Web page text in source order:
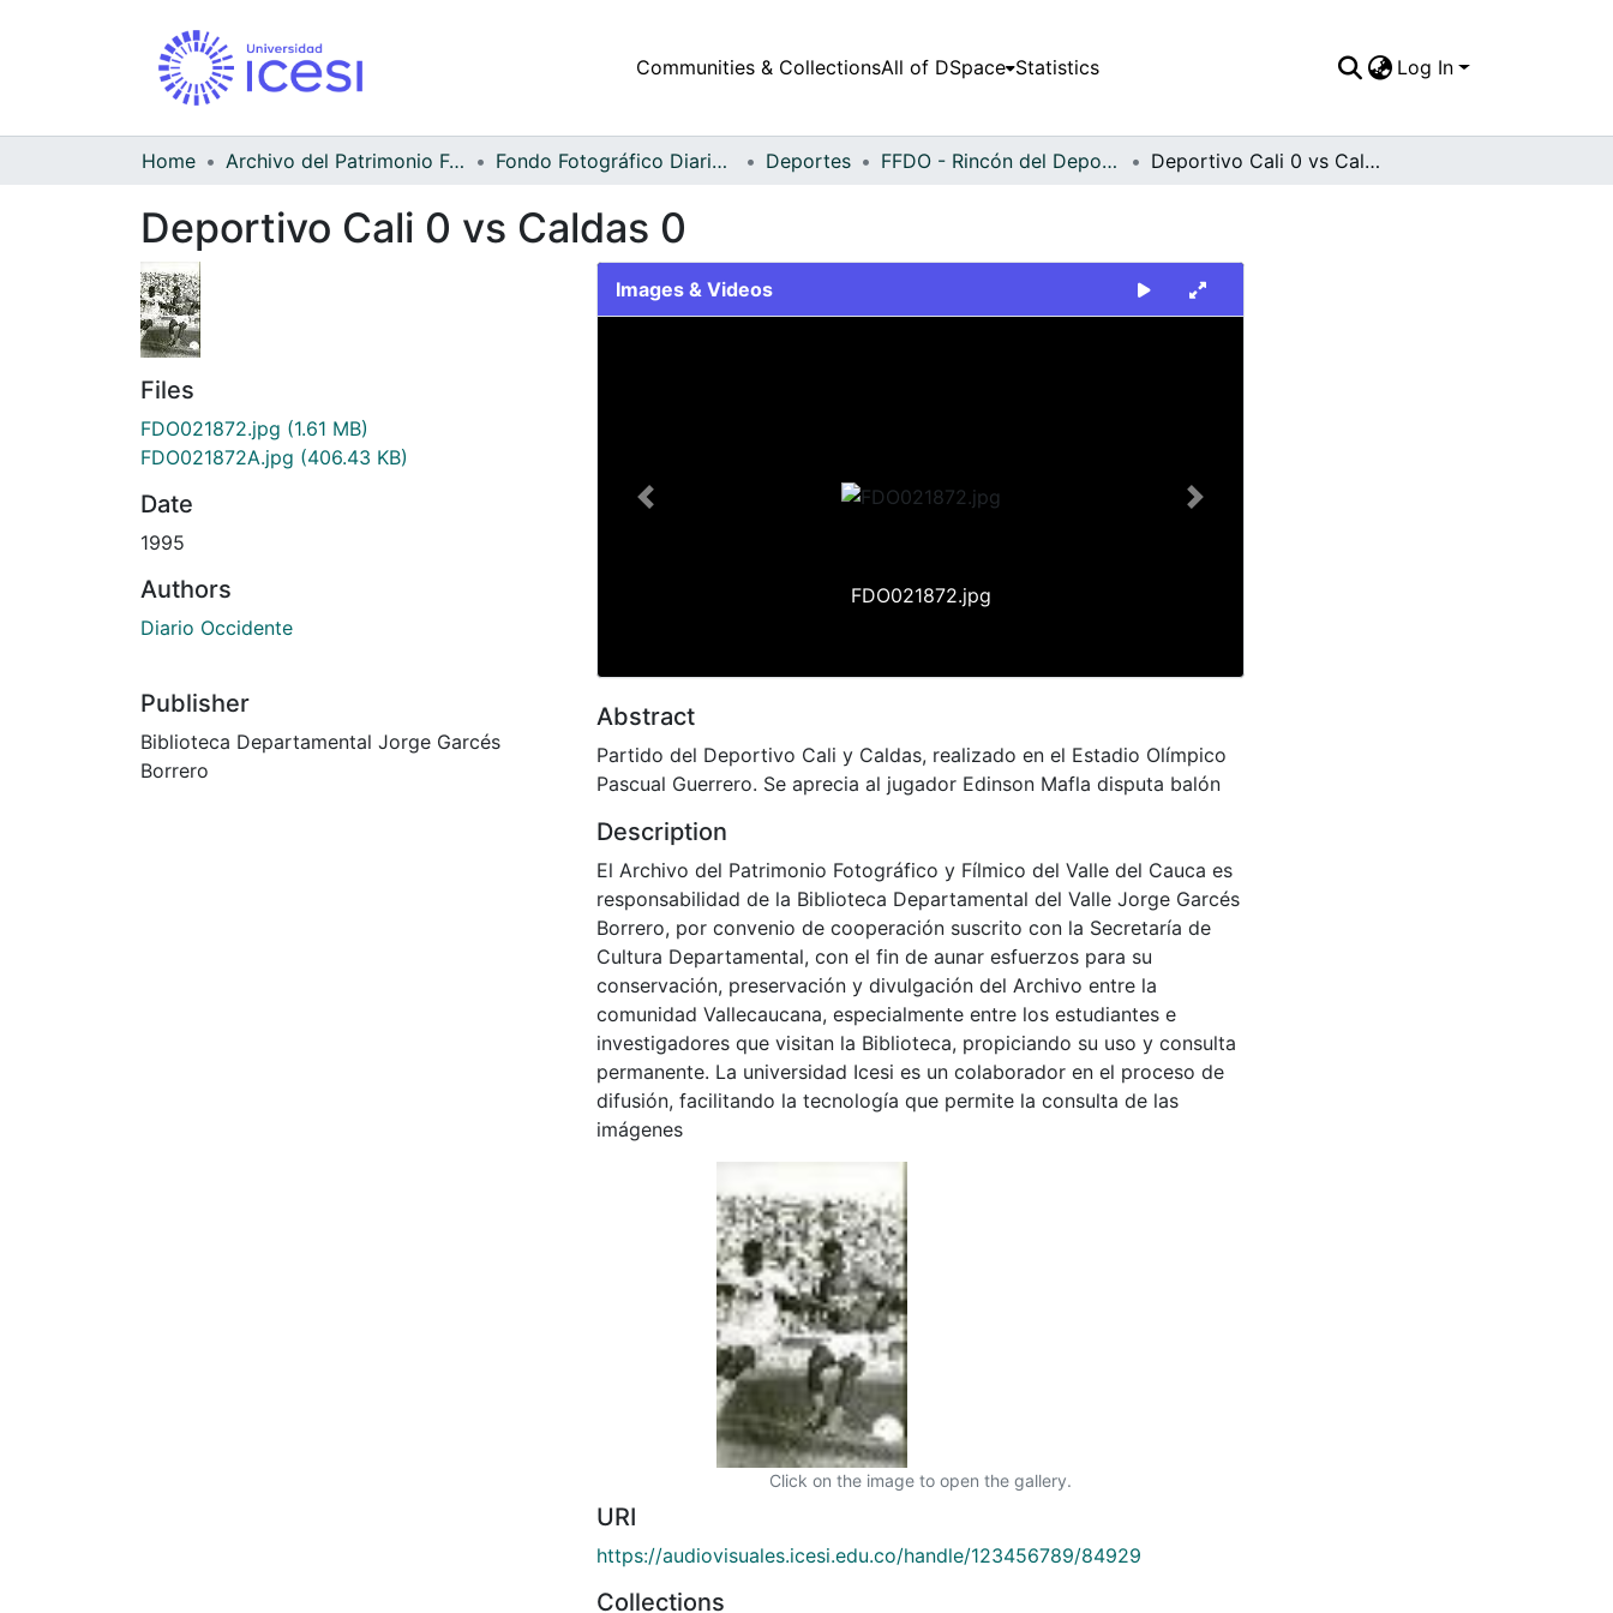
Communities & CollectionsAll of DSpace Statistics Log In
Home Archivo del Patrimonio Fotográfico y Fílmico del Valle del Cauca Fondo Fotográfico Diario Occidente Deportes FFDO - Rincón del Deportivo Cali - Patrimonial Deportivo Cali 0 vs Caldas 0
Deportivo Cali 0 vs Caldas 0
Files
FDO021872.jpg (1.61 MB)
FDO021872A.jpg (406.43 KB)
Date
1995
Authors
Diario Occidente
Publisher
Biblioteca Departamental Jorge Garcés
Borrero
Images & Videos
FDO021872.jpg
Previous Next
Abstract
Partido del Deportivo Cali y Caldas, realizado en el Estadio Olímpico
Pascual Guerrero. Se aprecia al jugador Edinson Mafla disputa balón
Description
El Archivo del Patrimonio Fotográfico y Fílmico del Valle del Cauca es
responsabilidad de la Biblioteca Departamental del Valle Jorge Garcés
Borrero, por convenio de cooperación suscrito con la Secretaría de
Cultura Departamental, con el fin de aunar esfuerzos para su
conservación, preservación y divulgación del Archivo entre la
comunidad Vallecaucana, especialmente entre los estudiantes e
investigadores que visitan la Biblioteca, propiciando su uso y consulta
permanente. La universidad Icesi es un colaborador en el proceso de
difusión, facilitando la tecnología que permite la consulta de las
imágenes
Click on the image to open the gallery.
URI
https://audiovisuales.icesi.edu.co/handle/123456789/84929
Collections